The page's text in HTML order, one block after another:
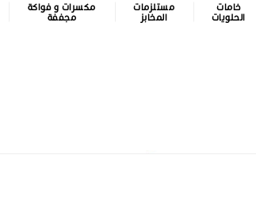
خامات
الحلويات
مستلزمات
المخابز
مكسرات و فواكة
مجففة